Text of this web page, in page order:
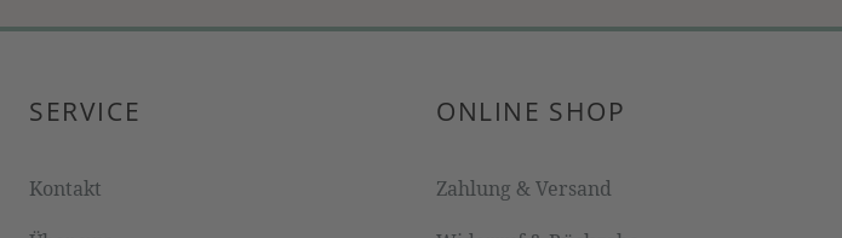
SERVICE
Kontakt
ONLINE SHOP
Zahlung & Versand